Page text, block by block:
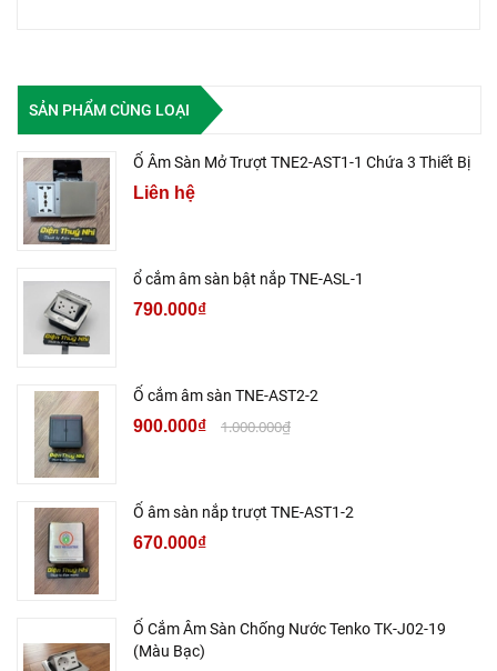
SẢN PHẨM CÙNG LOẠI
Ổ Âm Sàn Mở Trượt TNE2-AST1-1 Chứa 3 Thiết Bị
Liên hệ
ổ cắm âm sàn bật nắp TNE-ASL-1
790.000₫
Ổ cắm âm sàn TNE-AST2-2
900.000₫ 1.000.000₫
Ổ âm sàn nắp trượt TNE-AST1-2
670.000₫
Ổ Cắm Âm Sàn Chống Nước Tenko TK-J02-19
(Màu Bạc)